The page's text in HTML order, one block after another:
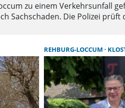
zu einem Verkehrsunfall
Sachschaden. Die Polizei prüft
REHBURG-LOCCUM